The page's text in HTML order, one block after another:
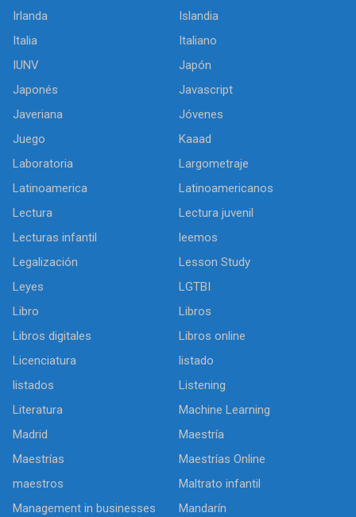
Irlanda
Islandia
Italia
Italiano
IUNV
Japón
Japonés
Javascript
Javeriana
Jóvenes
Juego
Kaaad
Laboratoria
Largometraje
Latinoamerica
Latinoamericanos
Lectura
Lectura juvenil
Lecturas infantil
leemos
Legalización
Lesson Study
Leyes
LGTBI
Libro
Libros
Libros digitales
Libros online
Licenciatura
listado
listados
Listening
Literatura
Machine Learning
Madrid
Maestría
Maestrías
Maestrías Online
maestros
Maltrato infantil
Management in businesses
Mandarín